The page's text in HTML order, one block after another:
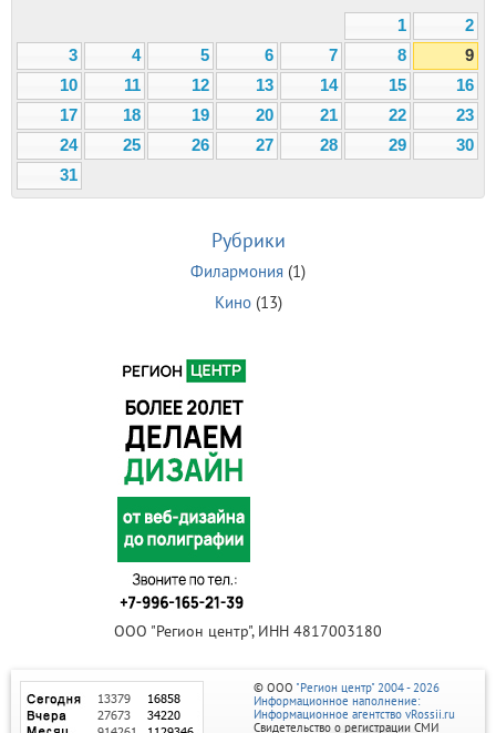
1
2
3
4 5 6 7 8
9
10
11 12 13 14 15
16
17
18 19 20 21 22
23
24
25 26 27 28 29
30
31
Рубрики
Филармония (1)
Кино(13)
ООО "Регион центр", ИНН 4817003180
© ООО "Регион центр" 2004 - 2026
Информационное наполнение:
Информационное агентство vRossii.ru
Свидетельство о регистрации СМИ